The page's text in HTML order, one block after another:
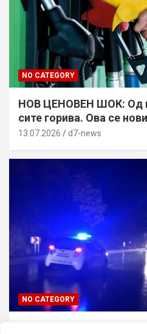
NO CATEGORY
НОВ ЦЕНОВЕН ШОК: Од
сите горива. Ова се
13.07.2026 d7-news
NO CATEGORY